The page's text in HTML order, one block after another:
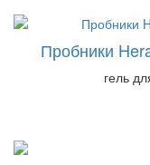
Пробники
гель